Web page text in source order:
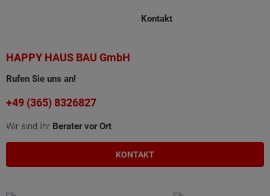
Kontakt
HAPPY HAUS BAU GmbH
Rufen Sie uns an!
+49 (365) 8326827
Wir sind Ihr Berater vor Ort
KONTAKT